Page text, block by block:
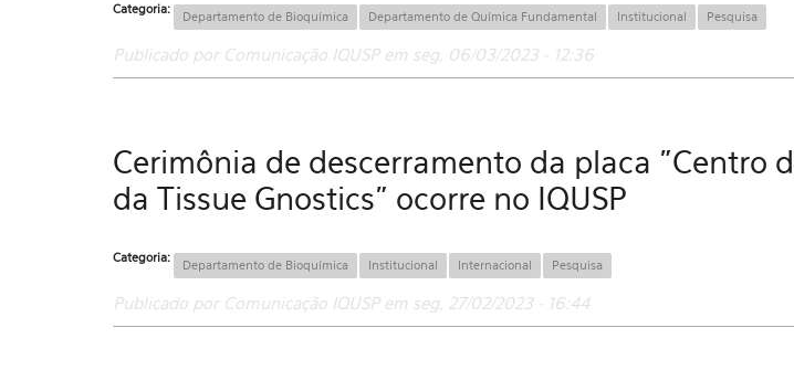
Categoria: Departamento de Bioquímica Departamento de Química Fundamental Institucional Pesquisa
Publicado por Comunicação IQUSP em seg, 06/03/2023 - 12:36
Cerimônia de descerramento da placa "Centro
da Tissue Gnostics" ocorre no IQUSP
Categoria: Departamento de Bioquímica Institucional Internacional Pesquisa
Publicado por Comunicação IQUSP em seg, 27/02/2023 - 16:44